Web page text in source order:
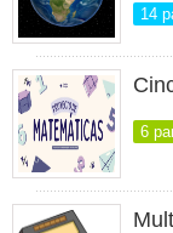
14
6